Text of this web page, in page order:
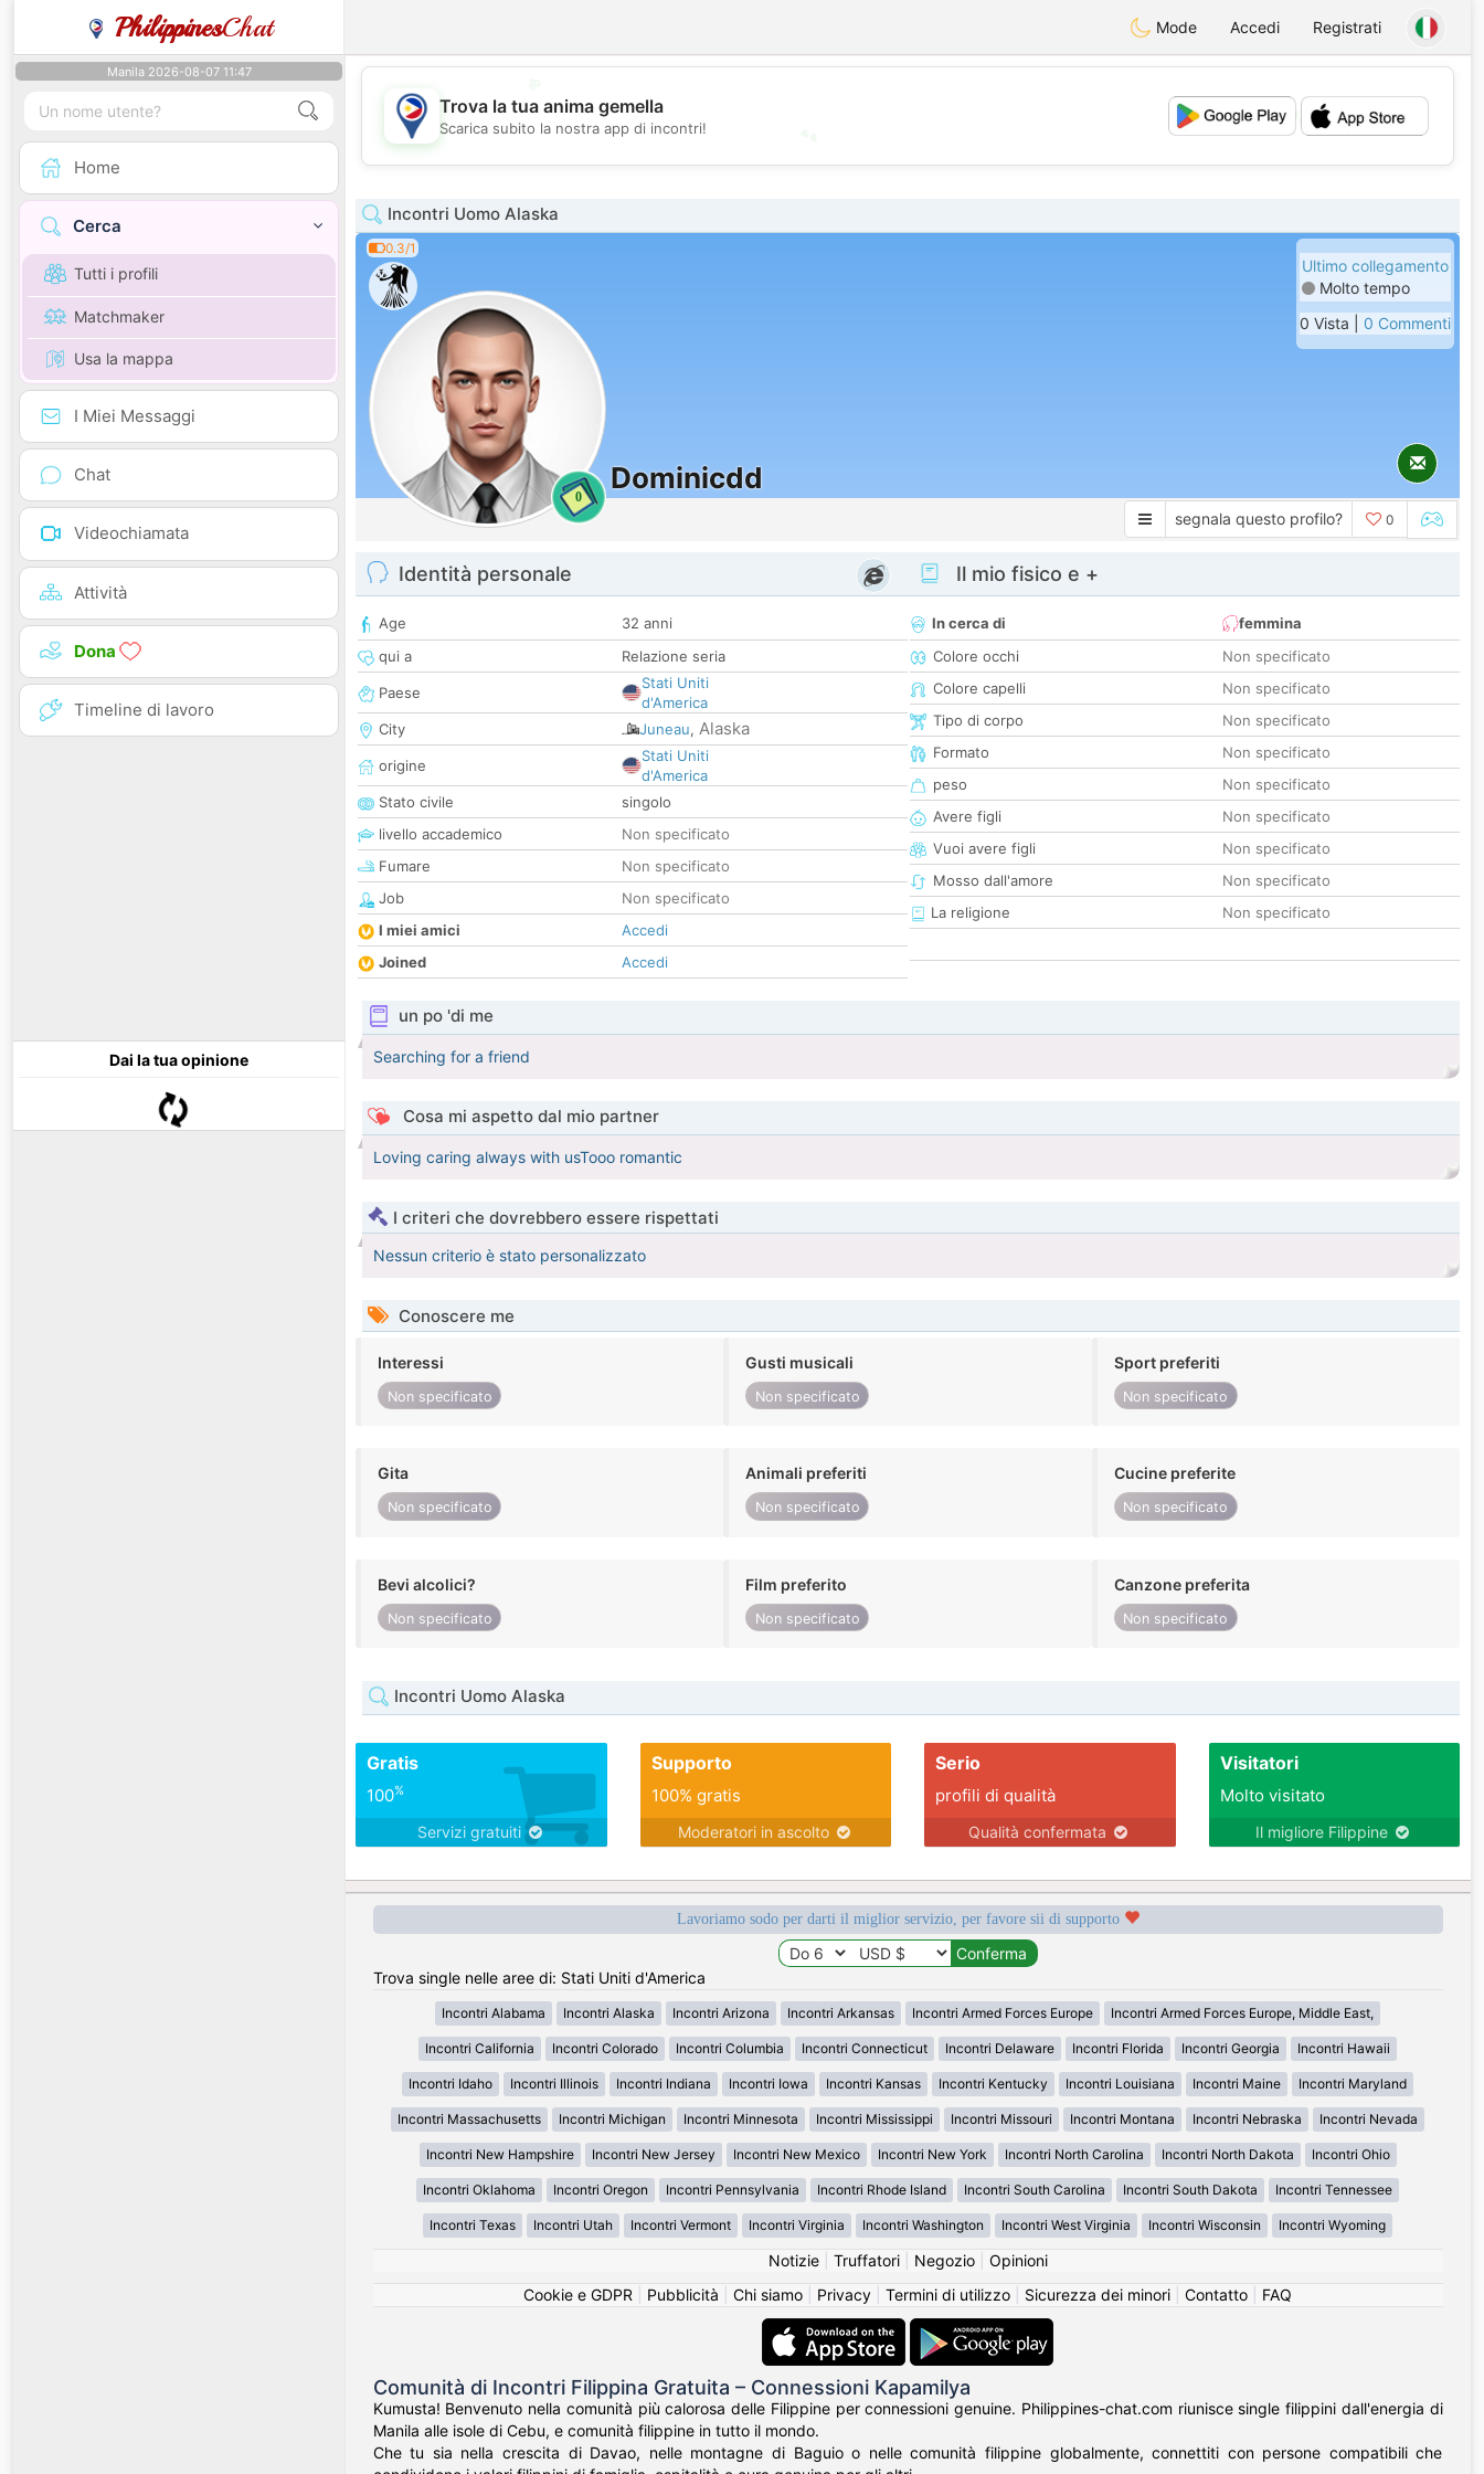
PhilippinesChat Mode Accedi Registrati
Manila 2026-08-07 11:47
Home
Cerca
Tutti i profili
Matchmaker
Usa la mappa
I Miei Messaggi
Chat
Videochiamata
Attività
Dona
Timeline di lavoro
Dai la tua opinione
💕
Trova la tua anima gemella
Scarica subito la nostra app di incontri!
Incontri Uomo Alaska
0.3/1
0
Dominicdd
Ultimo collegamento
Molto tempo
0 Vista | 0 Commenti
segnala questo profilo? 0
Identità personale
Age
32 anni
qui a
Relazione seria
Paese
Stati Uniti
d'America
City
Juneau, Alaska
origine
Stati Uniti
d'America
Stato civile
singolo
livello accademico
Non specificato
Fumare
Non specificato
Job
Non specificato
I miei amici
Accedi
Joined
Accedi
Il mio fisico e +
In cerca di
femmina
Colore occhi
Non specificato
Colore capelli
Non specificato
Tipo di corpo
Non specificato
Formato
Non specificato
peso
Non specificato
Avere figli
Non specificato
Vuoi avere figli
Non specificato
Mosso dall'amore
Non specificato
La religione
Non specificato
un po 'di me
Searching for a friend
Cosa mi aspetto dal mio partner
Loving caring always with usTooo romantic
I criteri che dovrebbero essere rispettati
Nessun criterio è stato personalizzato
Conoscere me
Interessi
Non specificato
Gusti musicali
Non specificato
Sport preferiti
Non specificato
Gita
Non specificato
Animali preferiti
Non specificato
Cucine preferite
Non specificato
Bevi alcolici?
Non specificato
Film preferito
Non specificato
Canzone preferita
Non specificato
Incontri Uomo Alaska
Gratis
100%
Servizi gratuiti
Supporto
100% gratis
Moderatori in ascolto
Serio
profili di qualità
Qualità confermata
Visitatori
Molto visitato
Il migliore Filippine
Lavoriamo sodo per darti il miglior servizio, per favore sii di supporto
Trova single nelle aree di: Stati Uniti d'America
Incontri Alabama Incontri Alaska Incontri Arizona Incontri Arkansas Incontri Armed Forces Europe Incontri Armed Forces Europe, Middle East,
Incontri California Incontri Colorado Incontri Columbia Incontri Connecticut Incontri Delaware Incontri Florida Incontri Georgia Incontri Hawaii
Incontri Idaho Incontri Illinois Incontri Indiana Incontri Iowa Incontri Kansas Incontri Kentucky Incontri Louisiana Incontri Maine Incontri Maryland
Incontri Massachusetts Incontri Michigan Incontri Minnesota Incontri Mississippi Incontri Missouri Incontri Montana Incontri Nebraska Incontri Nevada
Incontri New Hampshire Incontri New Jersey Incontri New Mexico Incontri New York Incontri North Carolina Incontri North Dakota Incontri Ohio
Incontri Oklahoma Incontri Oregon Incontri Pennsylvania Incontri Rhode Island Incontri South Carolina Incontri South Dakota Incontri Tennessee
Incontri Texas Incontri Utah Incontri Vermont Incontri Virginia Incontri Washington Incontri West Virginia Incontri Wisconsin Incontri Wyoming
Notizie| Truffatori| Negozio| Opinioni
Cookie e GDPR
Pubblicità Chi siamo Privacy Termini di utilizzo Sicurezza dei minori Contatto FAQ
Comunità di Incontri Filippina Gratuita – Connessioni Kapamilya
Kumusta! Benvenuto nella comunità più calorosa delle Filippine per connessioni genuine. Philippines-chat.com riunisce single filippini dall'energia di
Manila alle isole di Cebu, e comunità filippine in tutto il mondo.
Che tu sia nella crescita di Davao, nelle montagne di Baguio o nelle comunità filippine globalmente, connettiti con persone compatibili che